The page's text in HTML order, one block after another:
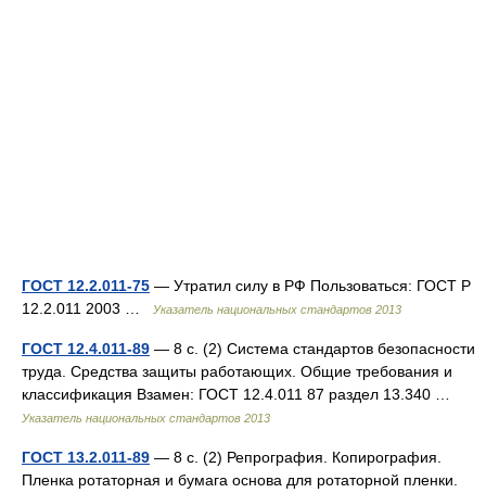
ГОСТ 12.2.011-75 — Утратил силу в РФ Пользоваться: ГОСТ Р
12.2.011 2003 …
Указатель национальных стандартов 2013
ГОСТ 12.4.011-89 — 8 с. (2) Система стандартов безопасности
труда. Средства защиты работающих. Общие требования и
классификация Взамен: ГОСТ 12.4.011 87 раздел 13.340 …
Указатель национальных стандартов 2013
ГОСТ 13.2.011-89 — 8 с. (2) Репрография. Копирография.
Пленка ротаторная и бумага основа для ротаторной пленки.